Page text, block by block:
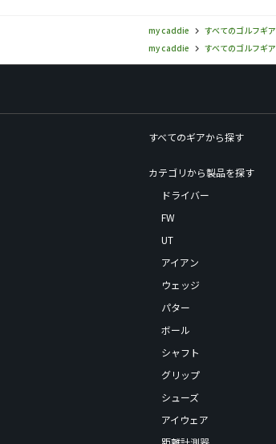
my caddie すべてのゴルフギア
my caddie
すべてのゴルフギア
すべてのギアから探す
カテゴリから製品を探す
ドライバー
FW
UT
アイアン
ウェッジ
パター
ボール
シャフト
グリップ
シューズ
アイウェア